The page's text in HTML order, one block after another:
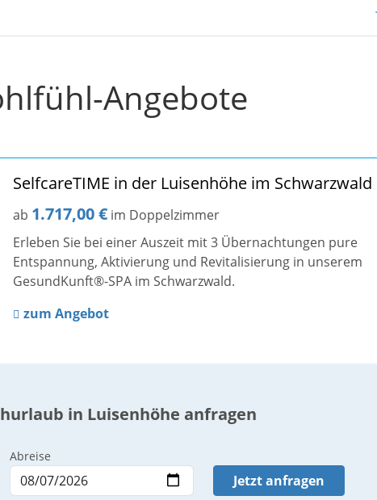
Angebote
SelfcareTIME in der Luisenhöhe im Schwarzwald
ab 1.717,00 €im Doppelzimmer
Erleben Sie bei einer Auszeit mit 3 Übernachtungen pure
Entspannung, Aktivierung und Revitalisierung in unserem
GesundKunft®-SPA im Schwarzwald.
zum Angebot
in Luisenhöhe anfragen
Abreise
Jetzt anfragen